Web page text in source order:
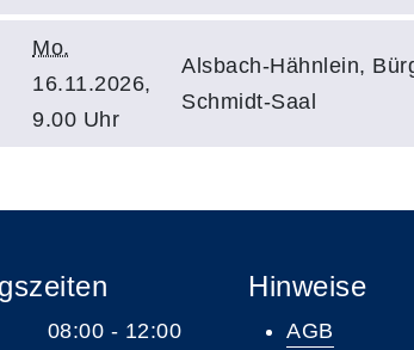
Mo.
16.11.2026,
9.00 Uhr
Alsbach-Hähnlein,
Schmidt-Saal
08:00 - 12:00
Hinweise
AGB